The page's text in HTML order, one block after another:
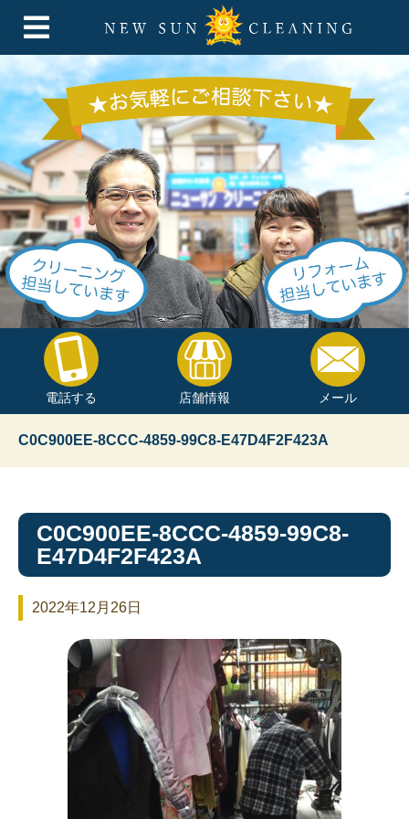
電話する 店舗情報 メール
C0C900EE-8CCC-4859-99C8-E47D4F2F423A
C0C900EE-8CCC-4859-99C8-
E47D4F2F423A
2022年12月26日